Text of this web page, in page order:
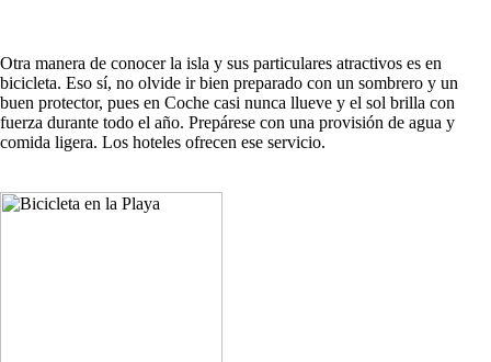
Otra manera de conocer la isla y sus particulares atractivos es en
bicicleta. Eso sí, no olvide ir bien preparado con un sombrero y un
buen protector, pues en Coche casi nunca llueve y el sol brilla con
fuerza durante todo el año. Prepárese con una provisión de agua y
comida ligera. Los hoteles ofrecen ese servicio.